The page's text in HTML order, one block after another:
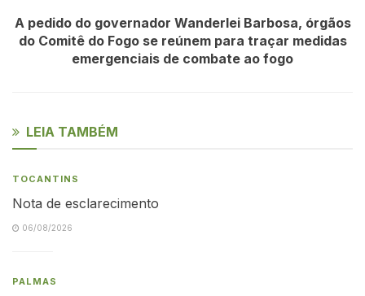
A pedido do governador Wanderlei Barbosa, órgãos
do Comitê do Fogo se reúnem para traçar medidas
emergenciais de combate ao fogo
LEIA TAMBÉM
TOCANTINS
Nota de esclarecimento
06/08/2026
PALMAS